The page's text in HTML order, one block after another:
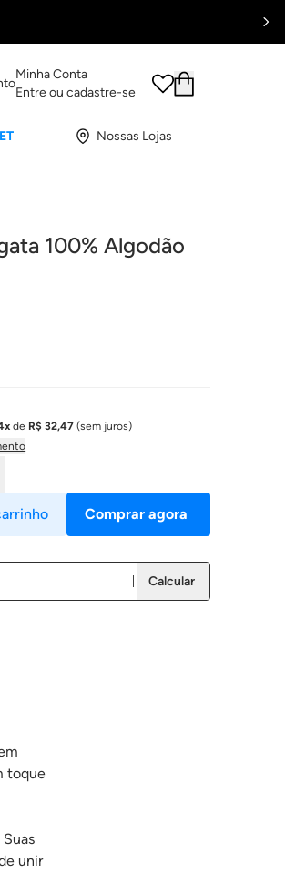
Minha Conta
Entre ou cadastre-se
Nossas Lojas
100% Algodão
de R$ 32,47 (sem juros)
Comprar agora
Calcular
toque
unir